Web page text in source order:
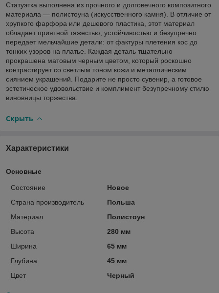
Статуэтка выполнена из прочного и долговечного композитного
материала — полистоуна (искусственного камня). В отличие от
хрупкого фарфора или дешевого пластика, этот материал
обладает приятной тяжестью, устойчивостью и безупречно
передает мельчайшие детали: от фактуры плетения кос до
тонких узоров на платье. Каждая деталь тщательно
прокрашена матовым черным цветом, который роскошно
контрастирует со светлым тоном кожи и металлическим
сиянием украшений. Подарите не просто сувенир, а готовое
эстетическое удовольствие и комплимент безупречному стилю
виновницы торжества.
Скрыть
Характеристики
Основные
Состояние
Новое
Страна производитель
Польша
Материал
Полистоун
Высота
280 мм
Ширина
65 мм
Глубина
45 мм
Цвет
Черный